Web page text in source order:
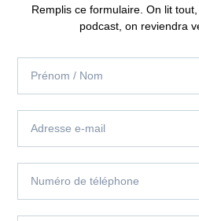
Remplis ce formulaire. On lit
podcast, on reviendra